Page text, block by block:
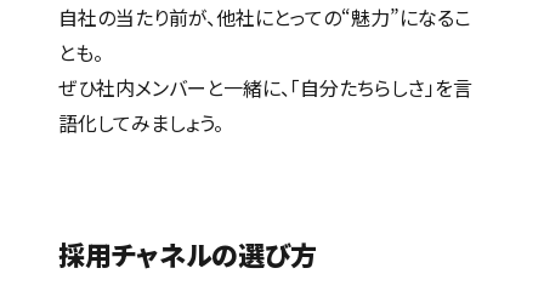
自社の当たり前が、他社にとっての“魅力”になるこ
とも。
ぜひ社内メンバーと一緒に、「自分たちらしさ」を言
語化してみましょう。
採用チャネルの選び方